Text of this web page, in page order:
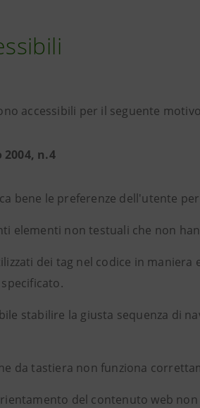
accessibili per il seguente
n.4
bene le preferenze dell'utente
elementi non testuali che non
dei tag nel codice in
stabilire la giusta sequenza di
da tastiera non funziona
del contenuto web